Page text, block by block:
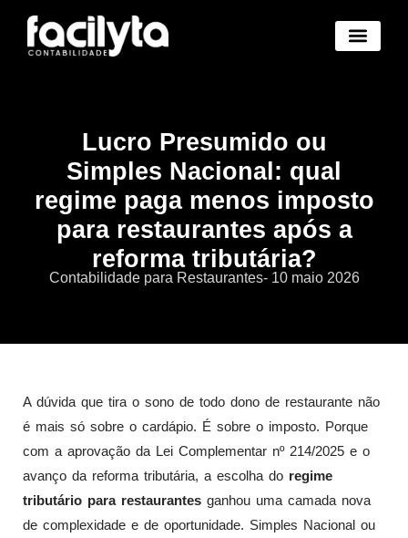
Lucro Presumido ou
Simples Nacional: qual
regime paga menos imposto
para restaurantes após a
reforma tributária?
Contabilidade para Restaurantes- 10 maio 2026
A dúvida que tira o sono de todo dono de restaurante não
é mais só sobre o cardápio. É sobre o imposto. Porque
com a aprovação da Lei Complementar nº 214/2025 e o
avanço da reforma tributária, a escolha do regime
tributário para restaurantes ganhou uma camada nova
de complexidade e de oportunidade. Simples Nacional ou